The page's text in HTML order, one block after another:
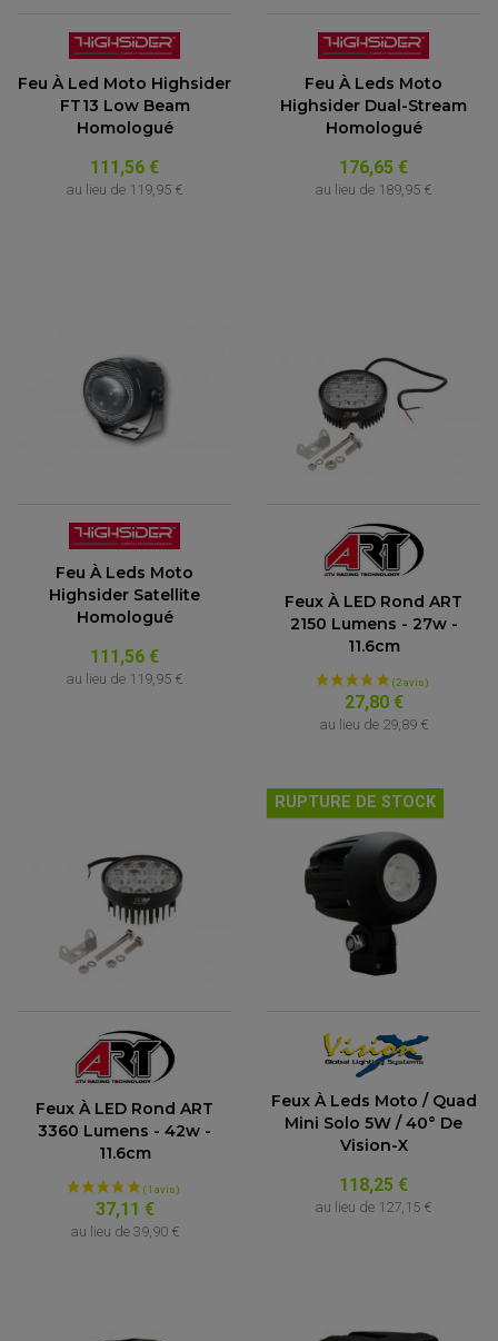
Feu À Led Moto Highsider
FT13 Low Beam
Homologué
111,56 €
au lieu de 119,95 €
Feu À Leds Moto
Highsider Dual-Stream
Homologué
176,65 €
au lieu de 189,95 €
Feu À Leds Moto
Highsider Satellite
Homologué
111,56 €
au lieu de 119,95 €
Feux À LED Rond ART
2150 Lumens - 27w -
11.6cm
27,80 €
au lieu de 29,89 €
Feux À LED Rond ART
3360 Lumens - 42w -
11.6cm
37,11 €
au lieu de 39,90 €
RUPTURE DE STOCK
Feux À Leds Moto / Quad
Mini Solo 5W / 40° De
Vision-X
118,25 €
au lieu de 127,15 €